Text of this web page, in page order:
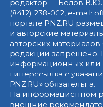
редактор — Белов
(8412) 238-002, e-mail:
портале PNZ.RU
и авторские
авторских
редакции запрещено.
информационных или
гиперссылка с
PNZ.RU» обязательна.
На информационном
внешние